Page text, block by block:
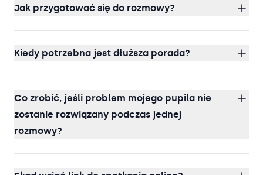
Jak przygotować się do rozmowy?
Kiedy potrzebna jest dłuższa porada?
Co zrobić, jeśli problem mojego pupila nie
zostanie rozwiązany podczas jednej
rozmowy?